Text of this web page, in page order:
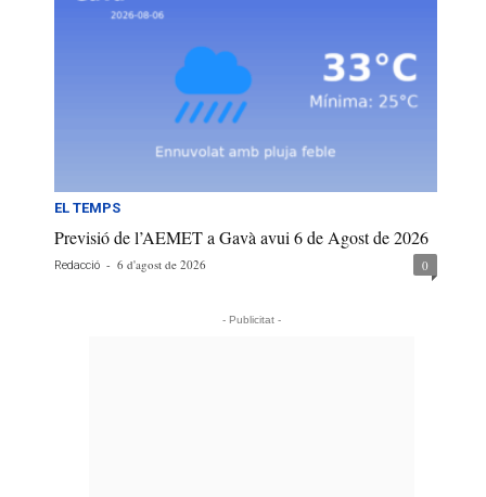
EL TEMPS
Previsió de l’AEMET a Gavà avui 6 de Agost de 2026
Redacció - 6 d'agost de 2026 0
- Publicitat -